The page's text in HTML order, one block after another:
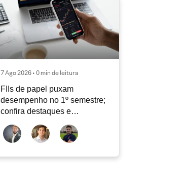
7 Ago 2026 • 0 min de leitura
FIIs de papel puxam
desempenho no 1º semestre;
confira destaques e